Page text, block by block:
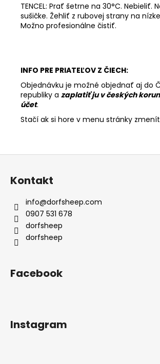
TENCEL: Prať šetrne na 30°C. Nebieliť.
sušičke. Žehliť z rubovej strany na
Možno profesionálne čistiť.
INFO PRE PRIATEĽOV Z ČIECH:
Objednávku je možné objednať aj do
republiky a zaplatiť ju v českých
účet.
Stačí ak si hore v menu stránky
Z
Kontakt
info@dorfsheep.com
0907 531 678
dorfsheep
dorfsheep
Facebook
Instagram